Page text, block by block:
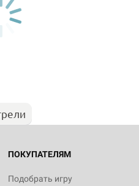
ПОКУПАТЕЛЯМ
Подобрать игру